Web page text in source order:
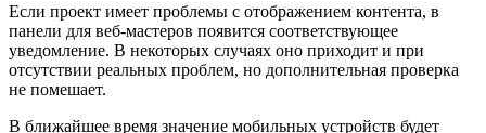
Если проект имеет проблемы с отображением контента, в
панели для веб-мастеров появится соответствующее
уведомление. В некоторых случаях оно приходит и при
отсутствии реальных проблем, но дополнительная проверка
не помешает.
В ближайшее время значение мобильных устройств будет